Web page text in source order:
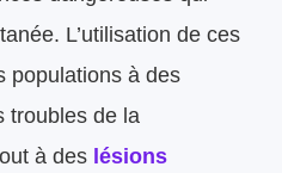
L’utilisation de ces
populations à des
troubles de la
à des lésions